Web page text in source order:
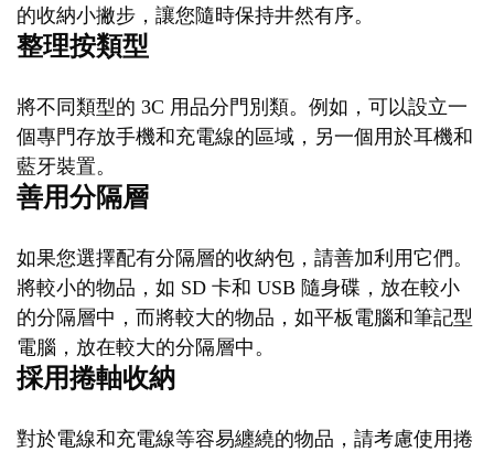
的收納小撇步，讓您隨時保持井然有序。
整理按類型
將不同類型的 3C 用品分門別類。例如，可以設立一
個專門存放手機和充電線的區域，另一個用於耳機和
藍牙裝置。
善用分隔層
如果您選擇配有分隔層的收納包，請善加利用它們。
將較小的物品，如 SD 卡和 USB 隨身碟，放在較小
的分隔層中，而將較大的物品，如平板電腦和筆記型
電腦，放在較大的分隔層中。
採用捲軸收納
對於電線和充電線等容易纏繞的物品，請考慮使用捲